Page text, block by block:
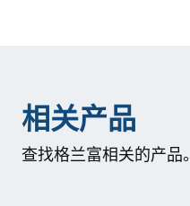
相关产品
查找格兰富相关的产品。